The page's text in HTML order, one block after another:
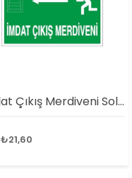
İmdat Çıkış Merdiveni Sol Ok Uyarı Levhası
₺21,60